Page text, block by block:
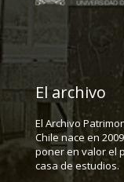
El archivo
El Archivo
Chile nace en
poner en valor el
casa de estudios.